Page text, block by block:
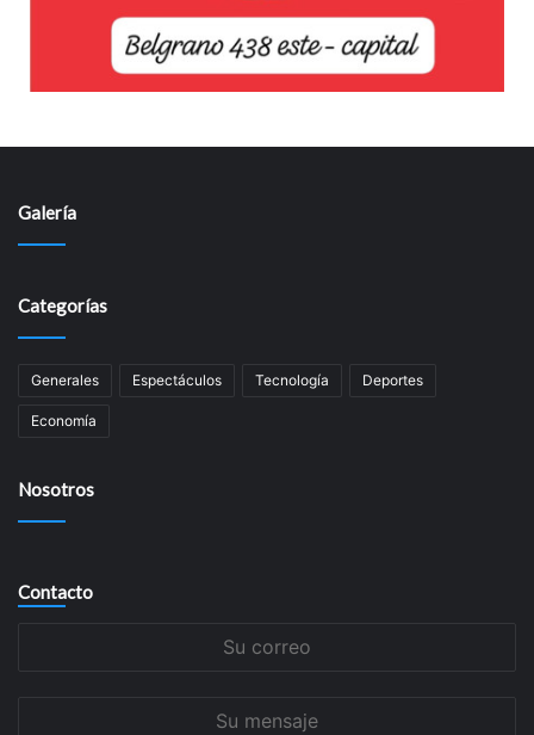
Galería
Categorías
Generales Espectáculos Tecnología Deportes
Economía
Nosotros
Contacto